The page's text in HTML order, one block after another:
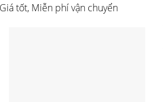
tốt, Miễn phí vận chuyển